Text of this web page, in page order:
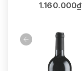
1.160.000₫